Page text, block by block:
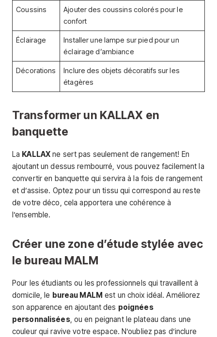
Coussins
Ajouter des coussins colorés pour le
confort
Éclairage
Installer une lampe sur pied pour un
éclairage d’ambiance
Décorations
Inclure des objets décoratifs sur les
étagères
Transformer un KALLAX en
banquette
La KALLAX ne sert pas seulement de rangement! En
ajoutant un dessus rembourré, vous pouvez facilement la
convertir en banquette qui servira à la fois de rangement
et d’assise. Optez pour un tissu qui correspond au reste
de votre déco, cela apportera une cohérence à
l’ensemble.
Créer une zone d’étude stylée avec
le bureau MALM
Pour les étudiants ou les professionnels qui travaillent à
domicile, le bureau MALM est un choix idéal. Améliorez
son apparence en ajoutant des poignées
personnalisées, ou en peignant le plateau dans une
couleur qui ravive votre espace. N’oubliez pas d’inclure